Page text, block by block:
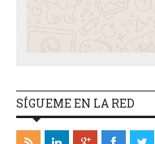
SÍGUEME EN LA RED